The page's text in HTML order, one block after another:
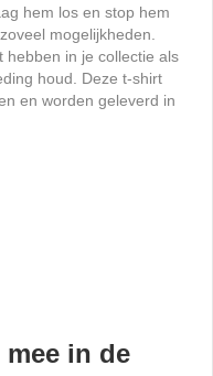
hem los en stop hem
mogelijkheden.
hebben in je collectie als
houd. Deze t-shirt
en worden geleverd in
mee in de